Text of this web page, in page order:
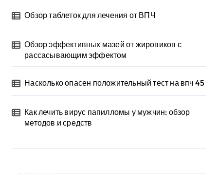
Обзор таблеток для лечения от ВПЧ
Обзор эффективных мазей от жировиков с
рассасывающим эффектом
Насколько опасен положительный тест на впч 45
Как лечить вирус папилломы у мужчин: обзор
методов и средств